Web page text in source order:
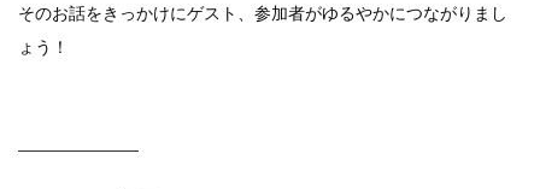
そのお話をきっかけにゲスト、参加者がゆるやかにつながりまし
ょう！